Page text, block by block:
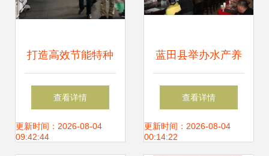
打造高效节能特种
电机数字化工厂！
英洛华科技国家级
查看详情
更新时间：2026-08-04
09:42:44
蓝田县举办水产养
殖技术推广培训
会，助力渔农增产
查看详情
更新时间：2026-08-04
00:14:22